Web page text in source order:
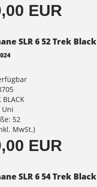
EUR
SLR 6 52 Trek Black
BLACK
Uni
52
MwSt.)
EUR
SLR 6 54 Trek Black